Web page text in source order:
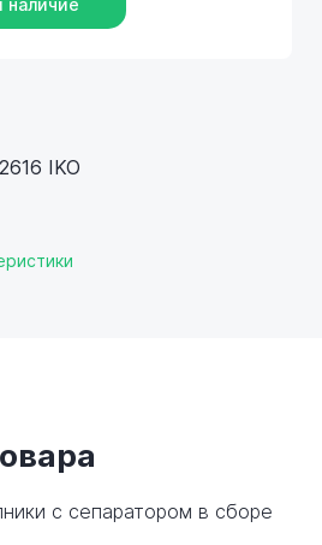
IKO
наличие
с сепаратором в сборе